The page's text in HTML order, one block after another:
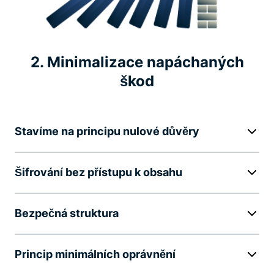
2. Minimalizace napáchaných
škod
Stavíme na principu nulové důvěry
Šifrování bez přístupu k obsahu
Bezpečná struktura
Princip minimálních oprávnění